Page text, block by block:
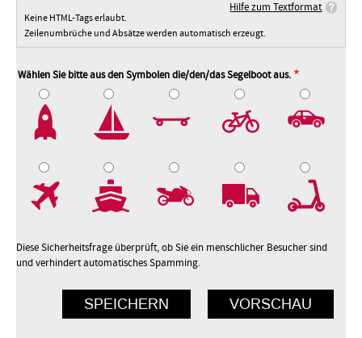
Hilfe zum Textformat
Keine HTML-Tags erlaubt.
Zeilenumbrüche und Absätze werden automatisch erzeugt.
Wählen Sie bitte aus den Symbolen die/den/das Segelboot aus.
Diese Sicherheitsfrage überprüft, ob Sie ein menschlicher Besucher sind
und verhindert automatisches Spamming.